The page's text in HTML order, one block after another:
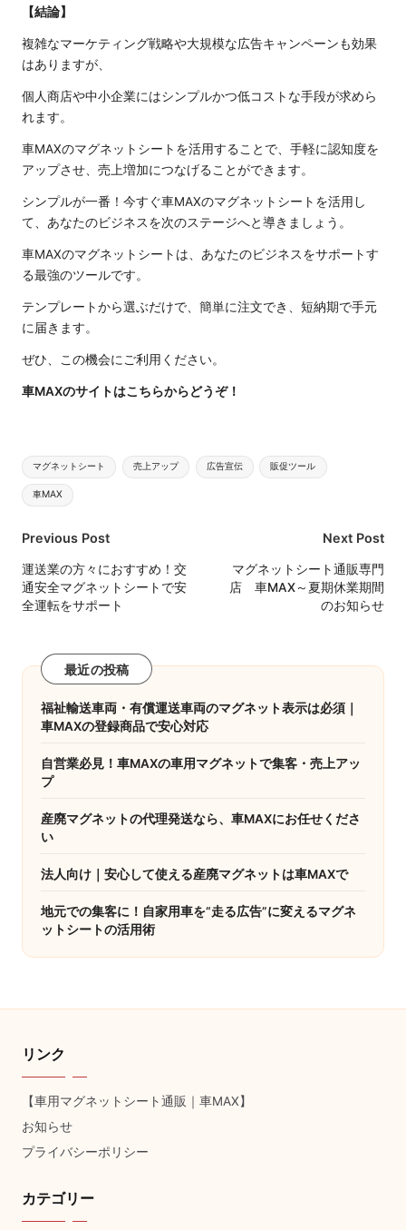
【結論】
複雑なマーケティング戦略や大規模な広告キャンペーンも効果
はありますが、
個人商店や中小企業にはシンプルかつ低コストな手段が求めら
れます。
車MAXのマグネットシートを活用することで、手軽に認知度を
アップさせ、売上増加につなげることができます。
シンプルが一番！今すぐ車MAXのマグネットシートを活用し
て、あなたのビジネスを次のステージへと導きましょう。
車MAXのマグネットシートは、あなたのビジネスをサポートす
る最強のツールです。
テンプレートから選ぶだけで、簡単に注文でき、短納期で手元
に届きます。
ぜひ、この機会にご利用ください。
車MAXのサイトはこちらからどうぞ！
Tags:
マグネットシート 売上アップ 広告宣伝 販促ツール
車MAX
Post
navigation
Previous Post
運送業の方々におすすめ！交
通安全マグネットシートで安
全運転をサポート
Next Post
マグネットシート通販専門
店 車MAX～夏期休業期間
のお知らせ
最近の投稿
福祉輸送車両・有償運送車両のマグネット表示は必須｜
車MAXの登録商品で安心対応
自営業必見！車MAXの車用マグネットで集客・売上アッ
プ
産廃マグネットの代理発送なら、車MAXにお任せくださ
い
法人向け｜安心して使える産廃マグネットは車MAXで
地元での集客に！自家用車を“走る広告”に変えるマグネ
ットシートの活用術
リンク
【車用マグネットシート通販｜車MAX】
お知らせ
プライバシーポリシー
カテゴリー